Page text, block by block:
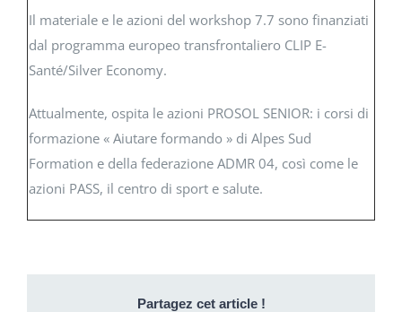
Il materiale e le azioni del workshop 7.7 sono finanziati
dal programma europeo transfrontaliero CLIP E-
Santé/Silver Economy.
Attualmente, ospita le azioni PROSOL SENIOR: i corsi di
formazione « Aiutare formando » di Alpes Sud
Formation e della federazione ADMR 04, così come le
azioni PASS, il centro di sport e salute.
Partagez cet article !